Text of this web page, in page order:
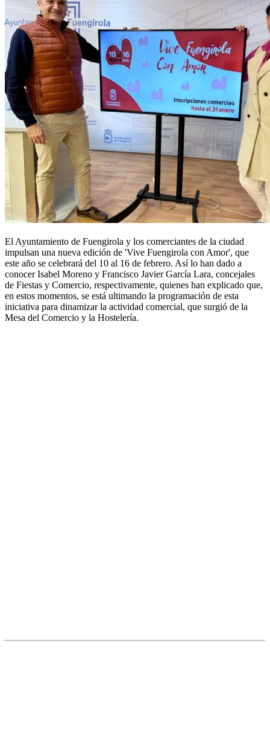
El Ayuntamiento de Fuengirola y los comerciantes de la ciudad
impulsan una nueva edición de 'Vive Fuengirola con Amor', que
este año se celebrará del 10 al 16 de febrero. Así lo han dado a
conocer Isabel Moreno y Francisco Javier García Lara, concejales
de Fiestas y Comercio, respectivamente, quienes han explicado que,
en estos momentos, se está ultimando la programación de esta
iniciativa para dinamizar la actividad comercial, que surgió de la
Mesa del Comercio y la Hostelería.